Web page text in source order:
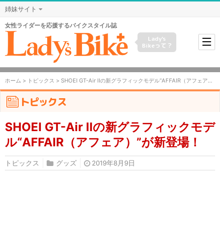
姉妹サイト
女性ライダーを応援するバイクスタイル誌
Lady's
Bikeって？
ホーム > トピックス > SHOEI GT-Air IIの新グラフィックモデル“AFFAIR（アフェア）”が新登場！
トピックス
SHOEI GT-Air IIの新グラフィックモデ
ル“AFFAIR（アフェア）”が新登場！
トピックス グッズ 2019年8月9日